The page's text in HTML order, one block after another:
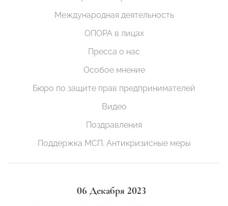
Международная деятельность
ОПОРА в лицах
Пресса о нас
Особое мнение
Бюро по защите прав предпринимателей
Видео
Поздравления
Поддержка МСП. Антикризисные меры
06 Декабря 2023